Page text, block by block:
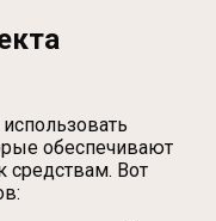
обеспечивают
средствам. Вот